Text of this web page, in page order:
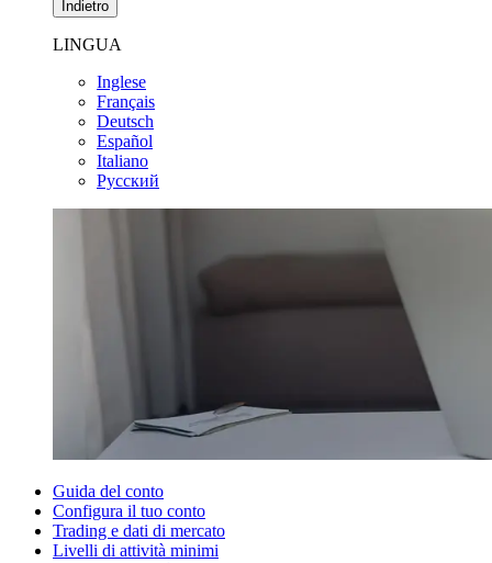
Indietro
LINGUA
Inglese
Français
Deutsch
Español
Italiano
Pусский
Guida del conto
Configura il tuo conto
Trading e dati di mercato
Livelli di attività minimi